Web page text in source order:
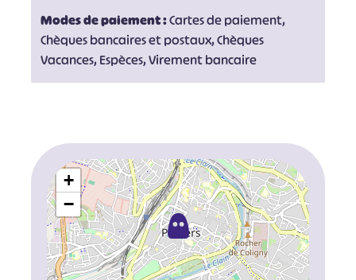
Modes de paiement :Cartes de paiement,
Chèques bancaires et postaux, Chèques
Vacances, Espèces, Virement bancaire
+
−